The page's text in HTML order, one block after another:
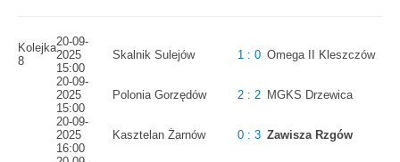
Kolejka
8
20-09-
2025
15:00
Skalnik Sulejów 1 : 0 Omega II Kleszczów
20-09-
2025
15:00
Polonia Gorzędów 2 : 2 MGKS Drzewica
20-09-
2025
16:00
Kasztelan Żarnów 0 : 3 Zawisza Rzgów